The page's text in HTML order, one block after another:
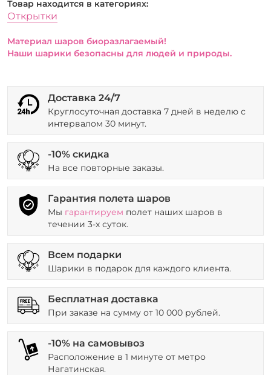
Товар находится в категориях:
Открытки
Материал шаров биоразлагаемый!
Наши шарики безопасны для людей и природы.
Доставка 24/7
Круглосуточная доставка 7 дней в неделю с
интервалом 30 минут.
-10% скидка
На все повторные заказы.
Гарантия полета шаров
Мы гарантируем полет наших шаров в
течении 3-х суток.
Всем подарки
Шарики в подарок для каждого клиента.
Бесплатная доставка
При заказе на сумму от 10 000 рублей.
-10% на самовывоз
Расположение в 1 минуте от метро
Нагатинская.